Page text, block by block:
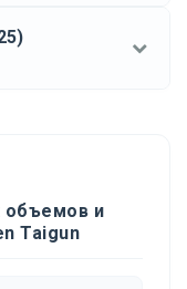
объемов и
Taigun